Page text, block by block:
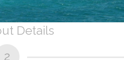
Details
2